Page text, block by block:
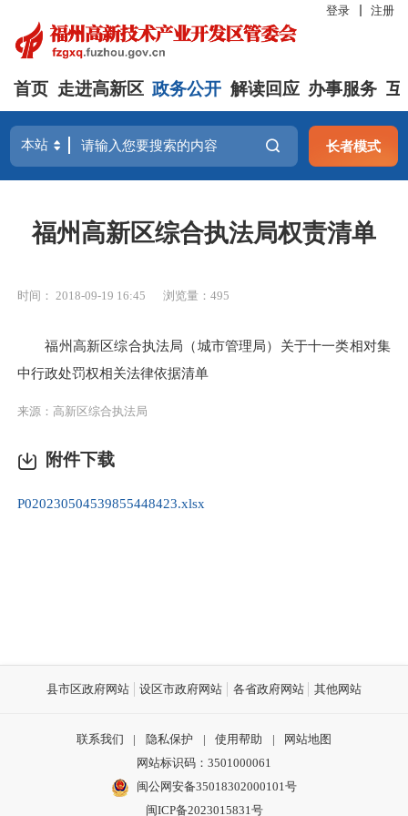
登录 注册
首页 走进高新区 政务公开 解读回应 办事服务 互
长者模式
福州高新区综合执法局权责清单
时间： 2018-09-19 16:45 浏览量：495
福州高新区综合执法局（城市管理局）关于十一类相对集
中行政处罚权相关法律依据清单
来源：高新区综合执法局
附件下载
P020230504539855448423.xlsx
县市区政府网站 设区市政府网站 各省政府网站 其他网站
联系我们 | 隐私保护 | 使用帮助 |
网站地图
网站标识码：3501000061
闽公网安备35018302000101号
闽ICP备2023015831号